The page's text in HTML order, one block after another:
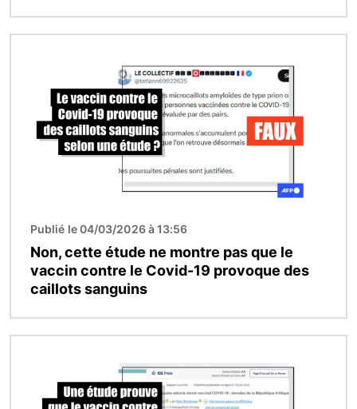
Publié le 04/03/2026 à 13:56
Non, cette étude ne montre pas que le
vaccin contre le Covid-19 provoque des
caillots sanguins